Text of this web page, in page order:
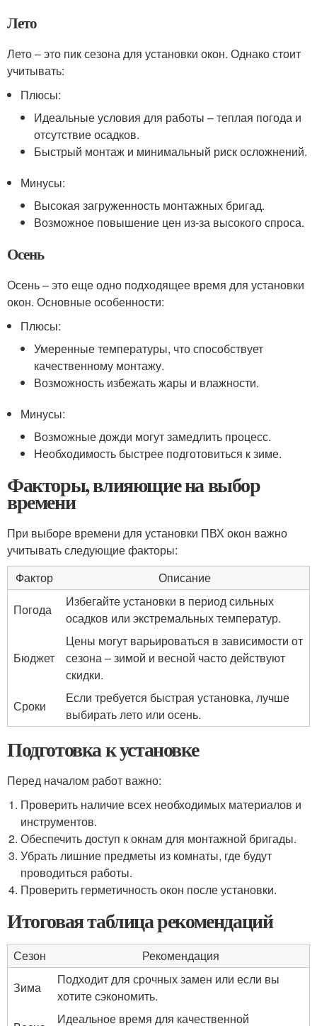
Лето
Лето – это пик сезона для установки окон. Однако стоит
учитывать:
Плюсы:
Идеальные условия для работы – теплая погода и
отсутствие осадков.
Быстрый монтаж и минимальный риск осложнений.
Минусы:
Высокая загруженность монтажных бригад.
Возможное повышение цен из-за высокого спроса.
Осень
Осень – это еще одно подходящее время для установки
окон. Основные особенности:
Плюсы:
Умеренные температуры, что способствует
качественному монтажу.
Возможность избежать жары и влажности.
Минусы:
Возможные дожди могут замедлить процесс.
Необходимость быстрее подготовиться к зиме.
Факторы, влияющие на выбор
времени
При выборе времени для установки ПВХ окон важно
учитывать следующие факторы:
Фактор
Описание
Погода
Избегайте установки в период сильных
осадков или экстремальных температур.
Бюджет
Цены могут варьироваться в зависимости от
сезона – зимой и весной часто действуют
скидки.
Сроки
Если требуется быстрая установка, лучше
выбирать лето или осень.
Подготовка к установке
Перед началом работ важно:
Проверить наличие всех необходимых материалов и
инструментов.
Обеспечить доступ к окнам для монтажной бригады.
Убрать лишние предметы из комнаты, где будут
проводиться работы.
Проверить герметичность окон после установки.
Итоговая таблица рекомендаций
Сезон
Рекомендация
Зима
Подходит для срочных замен или если вы
хотите сэкономить.
Идеальное время для качественной